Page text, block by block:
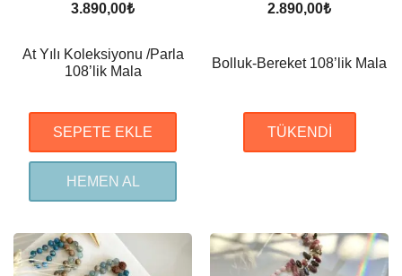
3.890,00₺
At Yılı Koleksiyonu /Parla
108’lik Mala
SEPETE EKLE
HEMEN AL
2.890,00₺
Bolluk-Bereket 108’lik Mala
TÜKENDI